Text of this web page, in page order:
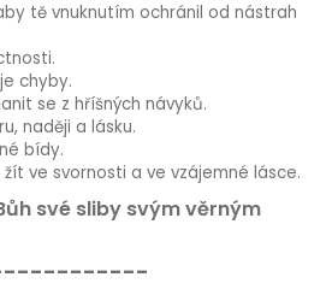
tě vnuknutím ochránil od nástrah
chyby.
se z hříšných návyků.
naději a lásku.
bídy.
ve svornosti a ve vzájemné lásce.
své sliby svým věrným